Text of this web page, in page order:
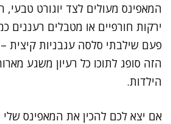
המאפינס מעולים לצד יוגורט
ירקות חורפיים או מטבלים רעננים
פעם שילבתי סלסה עגבניות קיצית
הזה סופג לתוכו כל רעיון משגע
הילדות.
אם יצא לכם להכין את המאפינס